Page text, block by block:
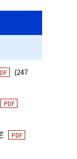
(247
PDF
PDF